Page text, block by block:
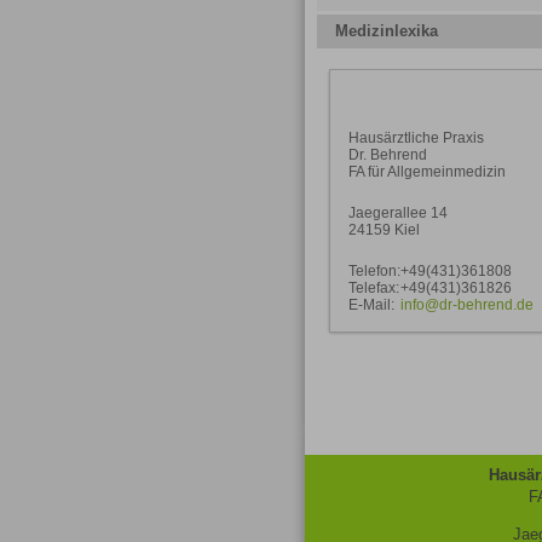
Medizinlexika
Hausärztliche Praxis
Dr. Behrend
FA für Allgemeinmedizin
Jaegerallee 14
24159 Kiel
Telefon:+49(431)361808
Telefax:+49(431)361826
E-Mail: info@dr-behrend.de